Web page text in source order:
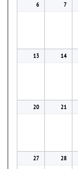
6 7
13 14
20 21
27 28